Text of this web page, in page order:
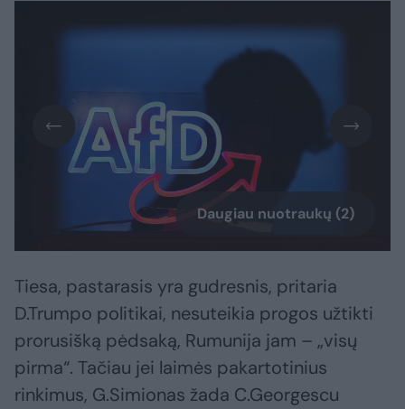
Daugiau nuotraukų (2)
Tiesa, pastarasis yra gudresnis, pritaria
D.Trumpo politikai, nesuteikia progos užtikti
prorusišką pėdsaką, Rumunija jam – „visų
pirma“. Tačiau jei laimės pakartotinius
rinkimus, G.Simionas žada C.Georgescu